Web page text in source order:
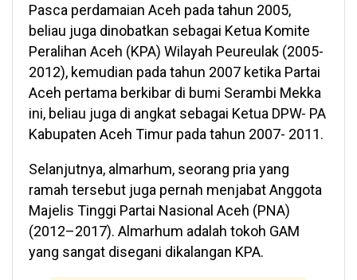
Pasca perdamaian Aceh pada tahun 2005,
beliau juga dinobatkan sebagai Ketua Komite
Peralihan Aceh (KPA) Wilayah Peureulak (2005-
2012), kemudian pada tahun 2007 ketika Partai
Aceh pertama berkibar di bumi Serambi Mekka
ini, beliau juga di angkat sebagai Ketua DPW- PA
Kabupaten Aceh Timur pada tahun 2007- 2011.
Selanjutnya, almarhum, seorang pria yang
ramah tersebut juga pernah menjabat Anggota
Majelis Tinggi Partai Nasional Aceh (PNA)
(2012–2017). Almarhum adalah tokoh GAM
yang sangat disegani dikalangan KPA.